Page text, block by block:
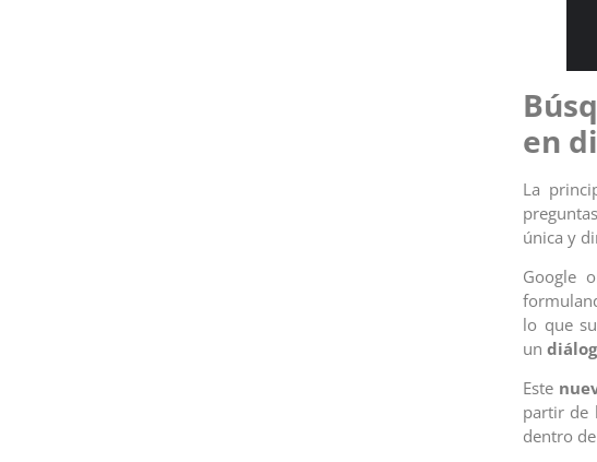
en
La
única y
Google
lo que
un
Este
partir de
dentro